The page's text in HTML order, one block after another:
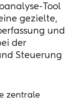
Tool
gezielte,
und
der
Steuerung
zentrale